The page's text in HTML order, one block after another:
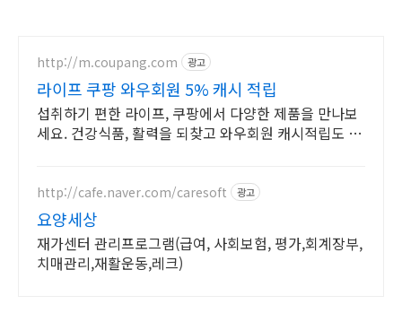
http://m.coupang.com 광고
라이프 쿠팡 와우회원 5% 캐시 적립
섭취하기 편한 라이프, 쿠팡에서 다양한 제품을 만나보
세요. 건강식품, 활력을 되찾고 와우회원 캐시적립도 받
http://cafe.naver.com/caresoft 광고
요양세상
재가센터 관리프로그램(급여, 사회보험, 평가,회계장부,
치매관리,재활운동,레크)